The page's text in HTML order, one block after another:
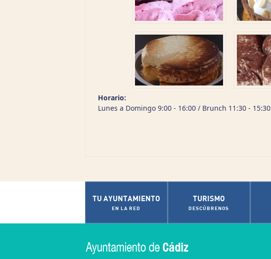
Horario:
Lunes a Domingo 9:00 - 16:00 / Brunch 11:30 - 15:30
TU AYUNTAMIENTO
EN LA RED
TURISMO
DESCÚBRENOS